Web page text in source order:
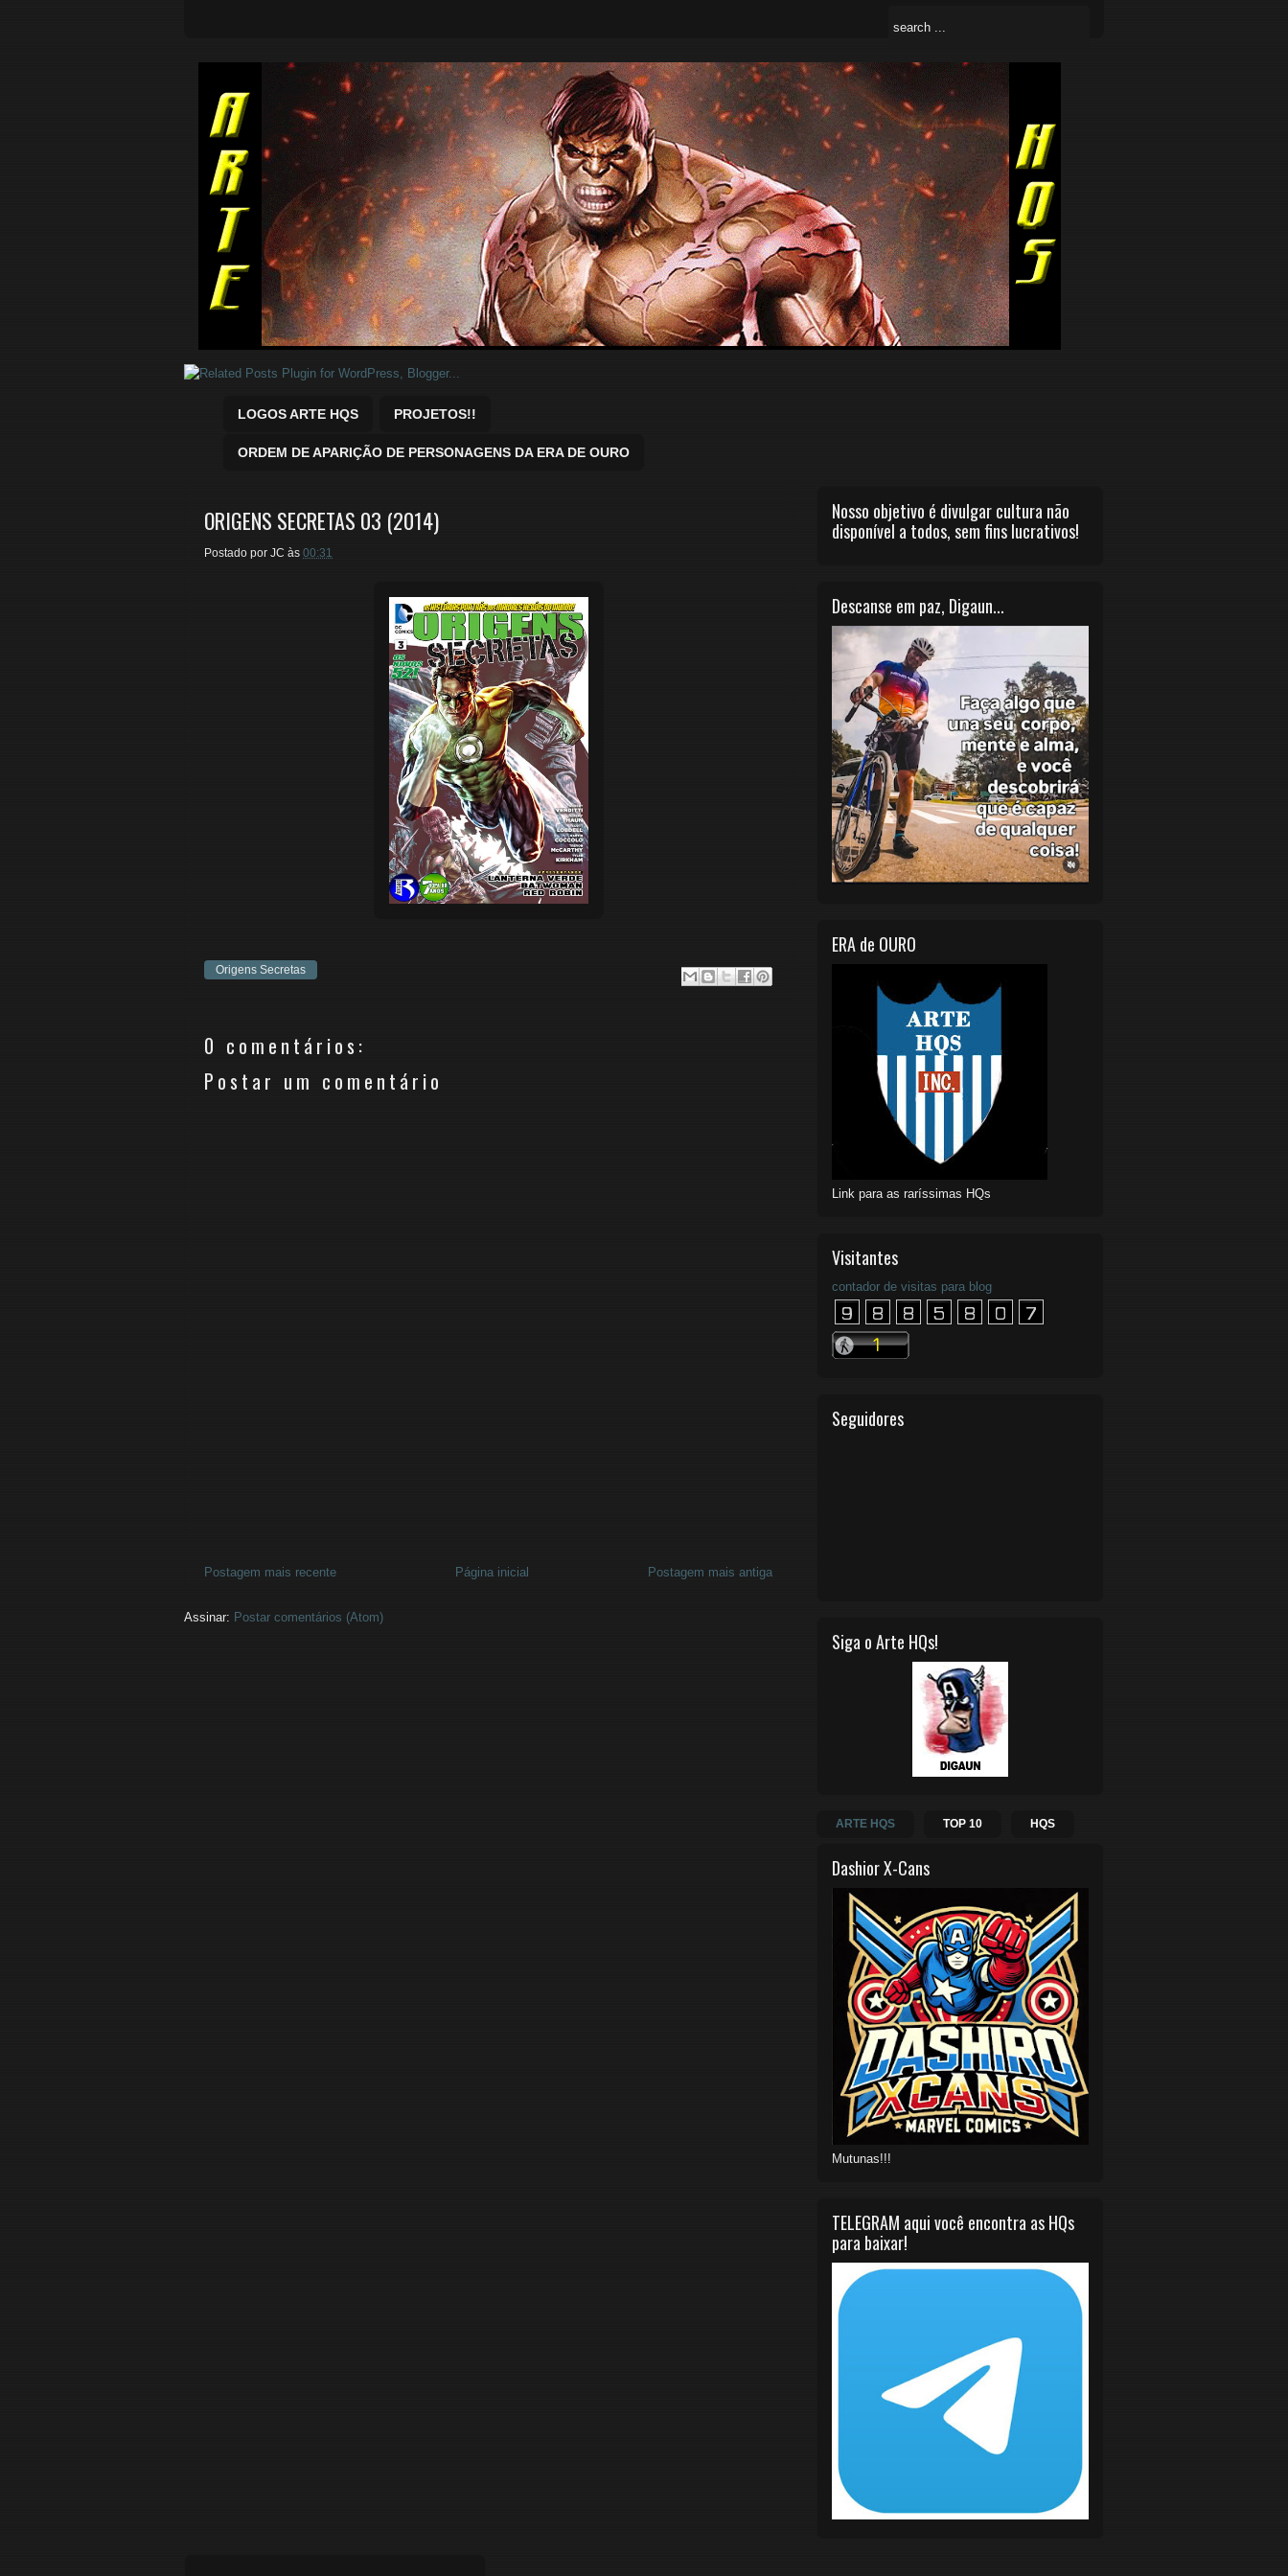
Quadrinhos Marvel e DC para baixar.
LOGOS ARTE HQS PROJETOS!!
ORDEM DE APARIÇÃO DE PERSONAGENS DA ERA DE OURO
ORIGENS SECRETAS 03 (2014)
Postado por JC às 00:31
Origens Secretas
0 comentários:
Postar um comentário
Postagem mais recente Postagem mais antiga
Página inicial
Assinar: Postar comentários (Atom)
Nosso objetivo é divulgar cultura não
disponível a todos, sem fins lucrativos!
Descanse em paz, Digaun...
ERA de OURO
Link para as raríssimas HQs
Visitantes
contador de visitas para blog
Seguidores
Siga o Arte HQs!
ARTE HQS TOP 10 HQS
Dashior X-Cans
Mutunas!!!
TELEGRAM aqui você encontra as HQs
para baixar!